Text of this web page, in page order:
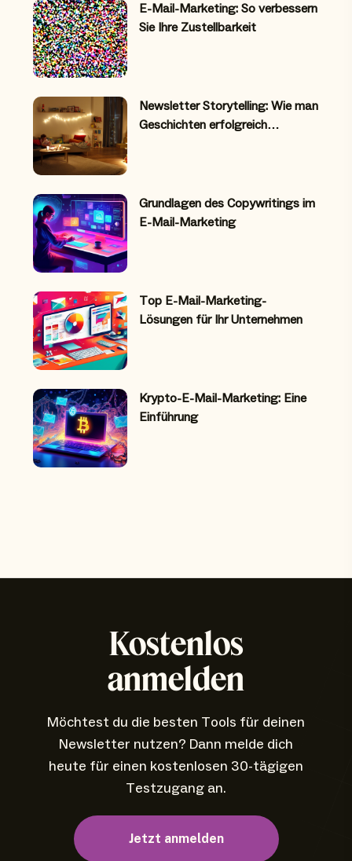
E-Mail-Marketing: So verbessern
Sie Ihre Zustellbarkeit
Newsletter Storytelling: Wie man
Geschichten erfolgreich…
Grundlagen des Copywritings im
E-Mail-Marketing
Top E-Mail-Marketing-
Lösungen für Ihr Unternehmen
Krypto-E-Mail-Marketing: Eine
Einführung
Kostenlos
anmelden
Möchtest du die besten Tools für deinen
Newsletter nutzen? Dann melde dich
heute für einen kostenlosen 30-tägigen
Testzugang an.
Jetzt anmelden